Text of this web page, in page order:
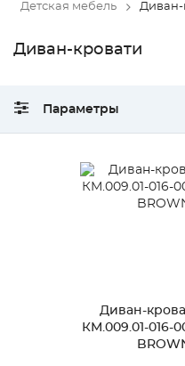
Детская мебель
Диван-
Диван-кровати
Параметры
Диван-
КМ.009.01-016-